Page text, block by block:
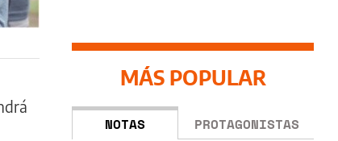
MÁS POPULAR
NOTAS PROTAGONISTAS